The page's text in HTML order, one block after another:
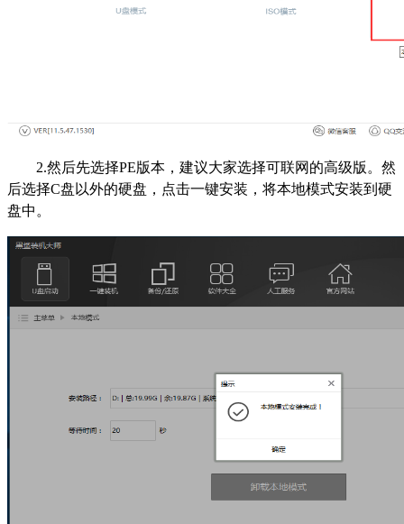
2.然后先选择PE版本，建议大家选择可联网的高级版。然
后选择C盘以外的硬盘，点击一键安装，将本地模式安装到硬
盘中。